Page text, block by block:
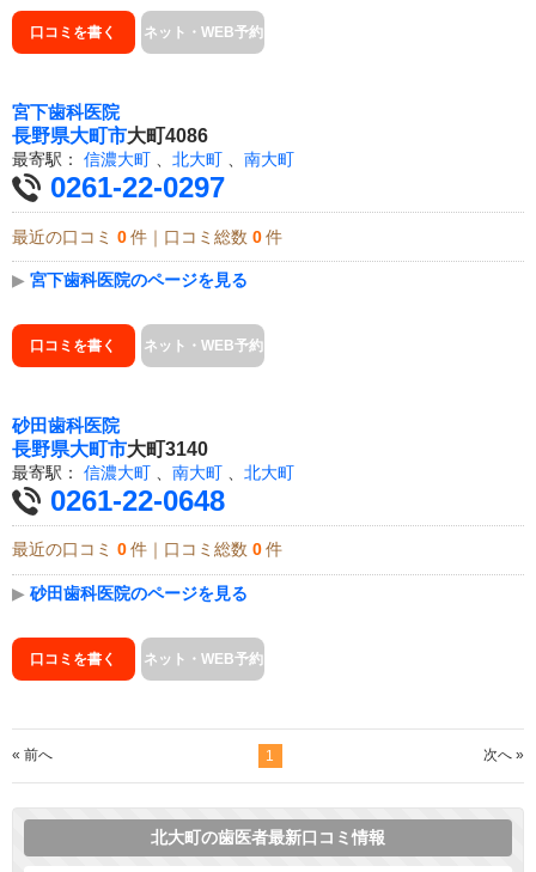
口コミを書く ネット・WEB予約
宮下歯科医院
長野県大町市大町4086
最寄駅： 信濃大町 北大町 南大町
0261-22-0297
最近の口コミ 0 件｜口コミ総数 0 件
▶ 宮下歯科医院のページを見る
口コミを書く ネット・WEB予約
砂田歯科医院
長野県大町市大町3140
最寄駅： 信濃大町 南大町 北大町
0261-22-0648
最近の口コミ 0 件｜口コミ総数 0 件
▶ 砂田歯科医院のページを見る
口コミを書く ネット・WEB予約
« 前へ 1 次へ »
北大町の歯医者最新口コミ情報